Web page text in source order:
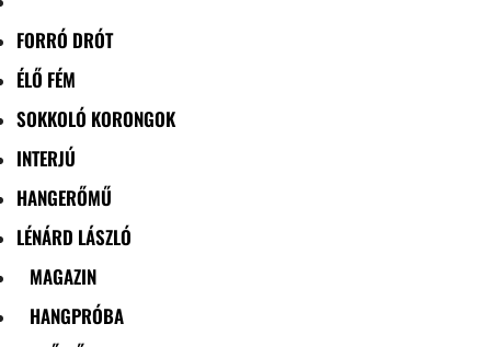
FORRÓ DRÓT
ÉLŐ FÉM
SOKKOLÓ KORONGOK
INTERJÚ
HANGERŐMŰ
LÉNÁRD LÁSZLÓ
MAGAZIN
HANGPRÓBA